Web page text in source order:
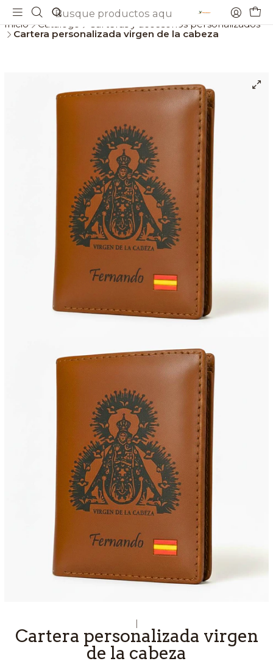
Inicio Catálogo
Carteras y accesorios personalizados
Cartera personalizada virgen de la cabeza
|
Cartera personalizada virgen
de la cabeza